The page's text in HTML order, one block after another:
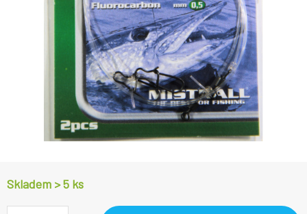
Skladem > 5 ks